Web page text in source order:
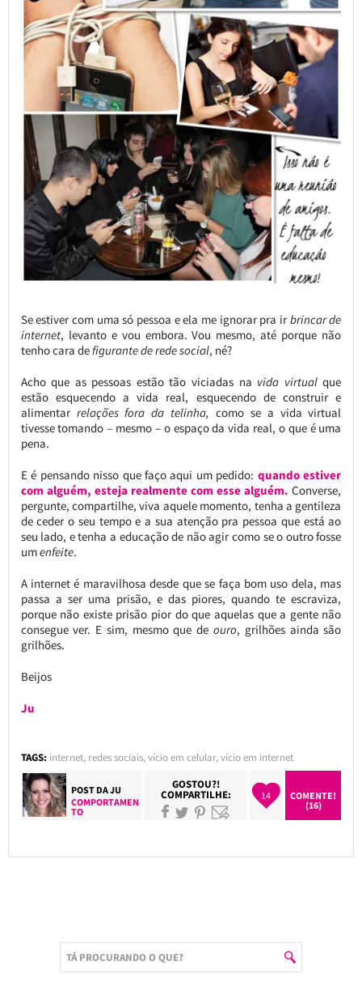
Se estiver com uma só pessoa e ela me ignorar pra ir brincar de
internet, levanto e vou embora. Vou mesmo, até porque não
tenho cara defigurante de rede social, né?
Acho que as pessoas estão tão viciadas na vida virtualque
estão esquecendo a vida real, esquecendo de construir e
alimentar relações fora da telinha, como se a vida virtual
tivesse tomando – mesmo – o espaço da vida real, o que é uma
pena.
E é pensando nisso que faço aqui um pedido: quando estiver
com alguém, esteja realmente com esse alguém. Converse,
pergunte, compartilhe, viva aquele momento, tenha a gentileza
de ceder o seu tempo e a sua atenção pra pessoa que está ao
seu lado, e tenha a educação de não agir como se o outro fosse
umenfeite.
A internet é maravilhosa desde que se faça bom uso dela, mas
passa a ser uma prisão, e das piores, quando te escraviza,
porque não existe prisão pior do que aquelas que a gente não
consegue ver. E sim, mesmo que de ouro, grilhões ainda são
grilhões.
Beijos
Ju
TAGS: internet, redes sociais,vício em celular,vício em internet
POST DAJU
COMPORTAMEN
TO
GOSTOU?!
COMPARTILHE: 14
COMENTE!
(16)